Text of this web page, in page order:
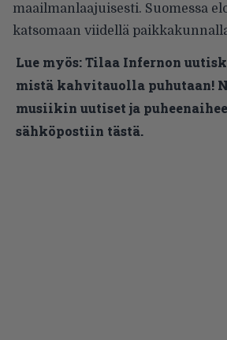
maailmanlaajuisesti. Suomessa
katsomaan viidellä
Lue myös:Tilaa Infernon
mistä kahvitauolla puhutaan!
musiikin uutiset ja
sähköpostiin tästä.